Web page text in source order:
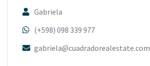
Gabriela
(+598) 098 339 977
gabriela@cuadradorealestate.com